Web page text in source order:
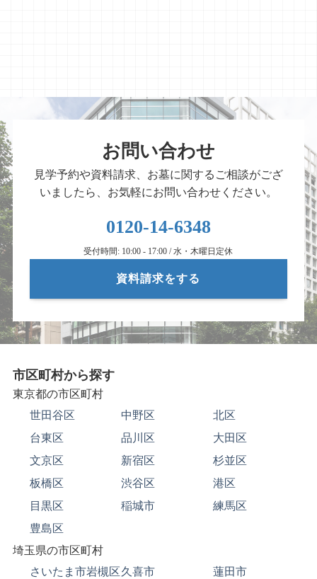
お問い合わせ
見学予約や資料請求、お墓に関するご相談がござ
いましたら、お気軽にお問い合わせください。
0120-14-6348
受付時間: 10:00 - 17:00 / 水・木曜日定休
資料請求をする
市区町村から探す
東京都の市区町村
世田谷区
中野区
北区
台東区
品川区
大田区
文京区
新宿区
杉並区
板橋区
渋谷区
港区
目黒区
稲城市
練馬区
豊島区
埼玉県の市区町村
さいたま市岩槻区 久喜市
蓮田市